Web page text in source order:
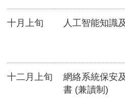
十月上旬 人工智能知識
十二月上旬
網絡系統保安
書 (兼讀制)